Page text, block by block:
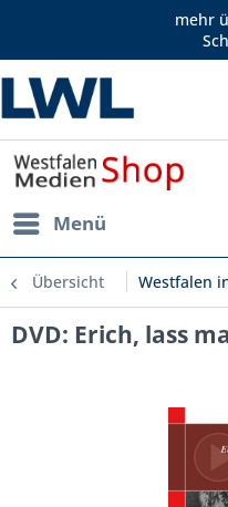
mehr
Menü
Übersicht Westfalen
DVD: Erich, lass